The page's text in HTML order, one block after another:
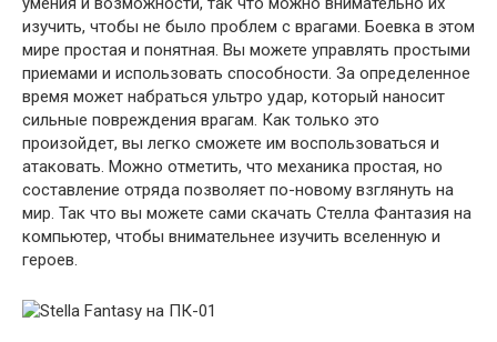
изучить, чтобы не было проблем с врагами. Боевка в этом
мире простая и понятная. Вы можете управлять простыми
приемами и использовать способности. За определенное
время может набраться ультро удар, который наносит
сильные повреждения врагам. Как только это
произойдет, вы легко сможете им воспользоваться и
атаковать. Можно отметить, что механика простая, но
составление отряда позволяет по-новому взглянуть на
мир. Так что вы можете сами скачать Стелла Фантазия на
компьютер, чтобы внимательнее изучить вселенную и
героев.